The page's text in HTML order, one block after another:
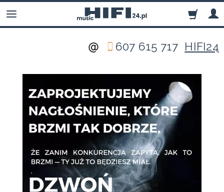
607 615 717 HIFI24